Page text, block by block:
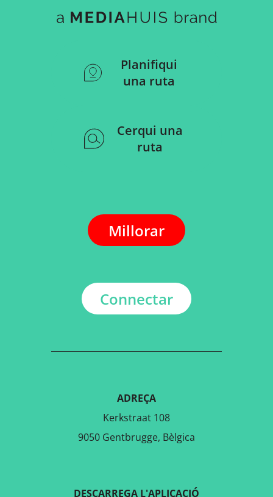
Planifiqui
una ruta
Cerqui una
ruta
Millorar
Connectar
ADREÇA
Kerkstraat 108
9050 Gentbrugge, Bèlgica
DESCARREGA L'APLICACIÓ